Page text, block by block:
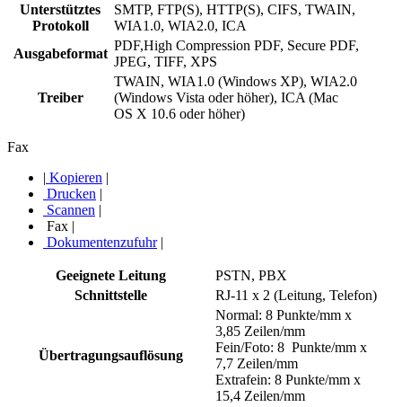
Unterstütztes
Protokoll
SMTP, FTP(S), HTTP(S), CIFS, TWAIN,
WIA1.0, WIA2.0, ICA
Ausgabeformat
PDF,High Compression PDF, Secure PDF,
JPEG, TIFF, XPS
Treiber
TWAIN, WIA1.0 (Windows XP), WIA2.0
(Windows Vista oder höher), ICA (Mac
OS X 10.6 oder höher)
Fax
| Kopieren |
Drucken |
Scannen |
Fax |
Dokumentenzufuhr|
Geeignete Leitung
PSTN, PBX
Schnittstelle
RJ-11 x 2 (Leitung, Telefon)
Übertragungsauflösung
Normal: 8 Punkte/mm x
3,85 Zeilen/mm
Fein/Foto: 8 Punkte/mm x
7,7 Zeilen/mm
Extrafein: 8 Punkte/mm x
15,4 Zeilen/mm